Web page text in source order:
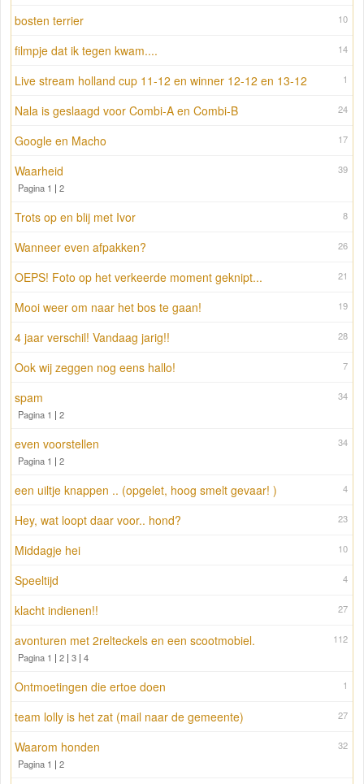
10
bosten terrier
14
filmpje dat ik tegen kwam....
1
Live stream holland cup 11-12 en winner 12-12 en 13-12
24
Nala is geslaagd voor Combi-A en Combi-B
17
Google en Macho
39
Waarheid
Pagina 1 | 2
8
Trots op en blij met Ivor
26
Wanneer even afpakken?
21
OEPS! Foto op het verkeerde moment geknipt...
19
Mooi weer om naar het bos te gaan!
28
4 jaar verschil! Vandaag jarig!!
7
Ook wij zeggen nog eens hallo!
34
spam
Pagina 1 | 2
34
even voorstellen
Pagina 1 | 2
4
een uiltje knappen .. (opgelet, hoog smelt gevaar! )
23
Hey, wat loopt daar voor.. hond?
10
Middagje hei
4
Speeltijd
27
klacht indienen!!
112
avonturen met 2relteckels en een scootmobiel.
Pagina 1 | 2 | 3 | 4
1
Ontmoetingen die ertoe doen
27
team lolly is het zat (mail naar de gemeente)
32
Waarom honden
Pagina 1 | 2